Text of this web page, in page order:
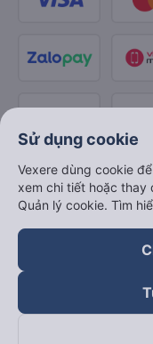
Sử dụng cookie
Vexere dùng cookie
xem chi tiết hoặc thay
Quản lý cookie. Tìm